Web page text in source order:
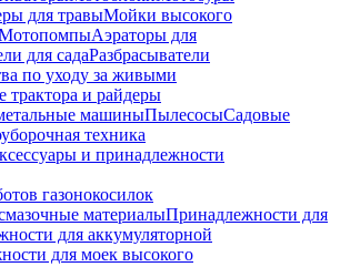
для травыМойки высокого
Аэраторы для
для садаРазбрасыватели
по уходу за живыми
трактора и райдеры
машиныПылесосыСадовые
техника
и принадлежности
газонокосилок
материалыПринадлежности для
для аккумуляторной
для моек высокого